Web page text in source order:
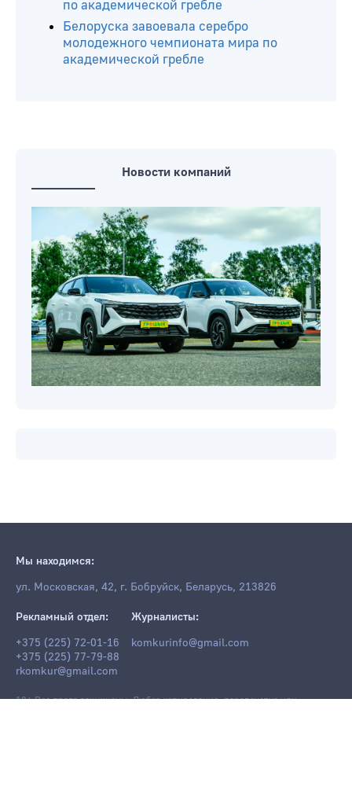
по академической гребле
Белоруска завоевала серебро
молодежного чемпионата мира по
академической гребле
Новости компаний
Мы находимся:
ул. Московская, 42, г. Бобруйск, Беларусь, 213826
Рекламный отдел:
+375 (225) 72-01-16
+375 (225) 77-79-88
rkomkur@gmail.com
Журналисты:
komkurinfo@gmail.com
18+ Все права защищены. Любое копирование, перепечатка или